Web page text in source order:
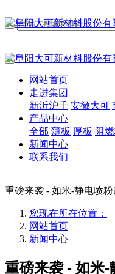
网站首页
走进集团
新沂沪千 安徽大可
产品中心
全部 薄板 厚板 阻
新闻中心
联系我们
重磅来袭 - 如米-静电喷
您现在所在位置：
网站首页
新闻中心
重磅来袭 - 如米